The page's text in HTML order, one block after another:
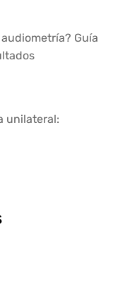
Guía
unilateral: